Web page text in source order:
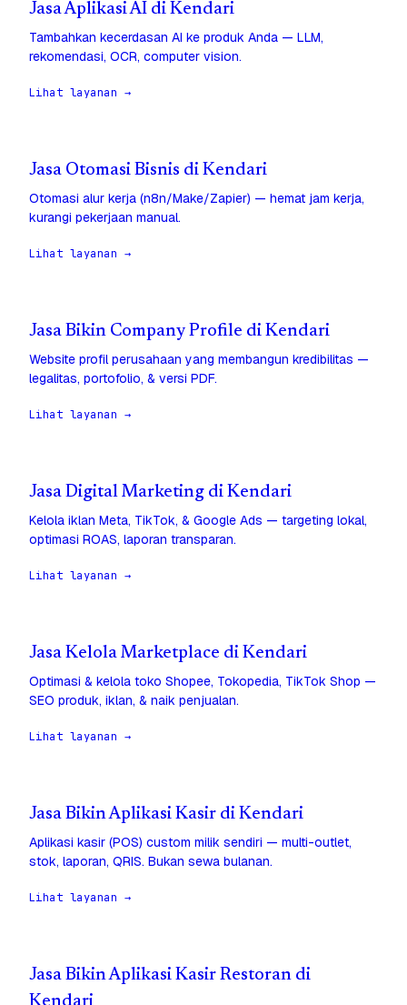
Jasa Aplikasi AI di Kendari
Tambahkan kecerdasan AI ke produk Anda — LLM,
rekomendasi, OCR, computer vision.
Lihat layanan →
Jasa Otomasi Bisnis di Kendari
Otomasi alur kerja (n8n/Make/Zapier) — hemat jam kerja,
kurangi pekerjaan manual.
Lihat layanan →
Jasa Bikin Company Profile di Kendari
Website profil perusahaan yang membangun kredibilitas —
legalitas, portofolio, & versi PDF.
Lihat layanan →
Jasa Digital Marketing di Kendari
Kelola iklan Meta, TikTok, & Google Ads — targeting lokal,
optimasi ROAS, laporan transparan.
Lihat layanan →
Jasa Kelola Marketplace di Kendari
Optimasi & kelola toko Shopee, Tokopedia, TikTok Shop —
SEO produk, iklan, & naik penjualan.
Lihat layanan →
Jasa Bikin Aplikasi Kasir di Kendari
Aplikasi kasir (POS) custom milik sendiri — multi-outlet,
stok, laporan, QRIS. Bukan sewa bulanan.
Lihat layanan →
Jasa Bikin Aplikasi Kasir Restoran di